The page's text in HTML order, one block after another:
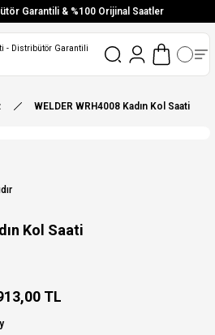
Garantili & %100 Orijinal Saatler
Farksız 6 Taksit
Kargo
WELDER WRH4008 Kadın Kol Saati
Kol Saati
TL